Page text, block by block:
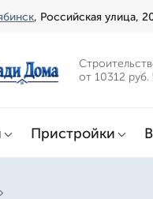
, Российская улица,
от 10312 руб.
Пристройки